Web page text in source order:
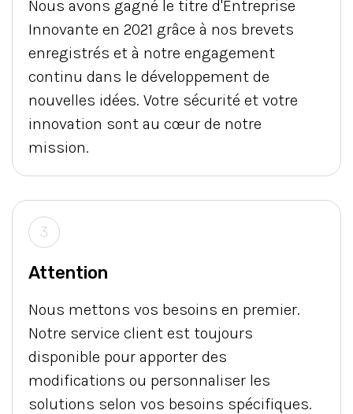
Nous avons gagné le titre d'Entreprise
Innovante en 2021 grâce à nos brevets
enregistrés et à notre engagement
continu dans le développement de
nouvelles idées. Votre sécurité et votre
innovation sont au cœur de notre
mission.
3
Attention
Nous mettons vos besoins en premier.
Notre service client est toujours
disponible pour apporter des
modifications ou personnaliser les
solutions selon vos besoins spécifiques.